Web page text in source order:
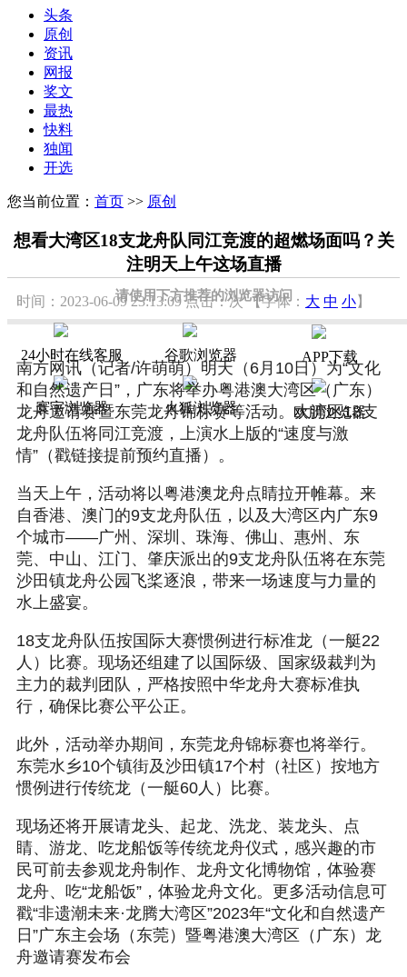
请使用下方推荐的浏览器访问
24小时在线客服 谷歌浏览器 APP下载
寰宇浏览器 火狐浏览器 欧朋浏览器
头条
原创
资讯
网报
奖文
最热
快料
独闻
开选
您当前位置： 首页 >> 原创
想看大湾区18支龙舟队同江竞渡的超燃场面吗？关
注明天上午这场直播
时间：2023-06-09 23:13:09点击：次 【字体： 大 中 小】
南方网讯（记者/许萌萌）明天（6月10日）为“文化
和自然遗产日”，广东将举办粤港澳大湾区（广东）
龙舟邀请赛暨东莞龙舟锦标赛等活动。大湾区18支
龙舟队伍将同江竞渡，上演水上版的“速度与激
情”（戳链接提前预约直播）。
当天上午，活动将以粤港澳龙舟点睛拉开帷幕。来
自香港、澳门的9支龙舟队伍，以及大湾区内广东9
个城市——广州、深圳、珠海、佛山、惠州、东
莞、中山、江门、肇庆派出的9支龙舟队伍将在东莞
沙田镇龙舟公园飞桨逐浪，带来一场速度与力量的
水上盛宴。
18支龙舟队伍按国际大赛惯例进行标准龙（一艇22
人）比赛。现场还组建了以国际级、国家级裁判为
主力的裁判团队，严格按照中华龙舟大赛标准执
行，确保比赛公平公正。
此外，活动举办期间，东莞龙舟锦标赛也将举行。
东莞水乡10个镇街及沙田镇17个村（社区）按地方
惯例进行传统龙（一艇60人）比赛。
现场还将开展请龙头、起龙、洗龙、装龙头、点
睛、游龙、吃龙船饭等传统龙舟仪式，感兴趣的市
民可前去参观龙舟制作、龙舟文化博物馆，体验赛
龙舟、吃“龙船饭”，体验龙舟文化。更多活动信息可
戳“非遗潮未来·龙腾大湾区”2023年“文化和自然遗产
日”广东主会场（东莞）暨粤港澳大湾区（广东）龙
舟邀请赛发布会